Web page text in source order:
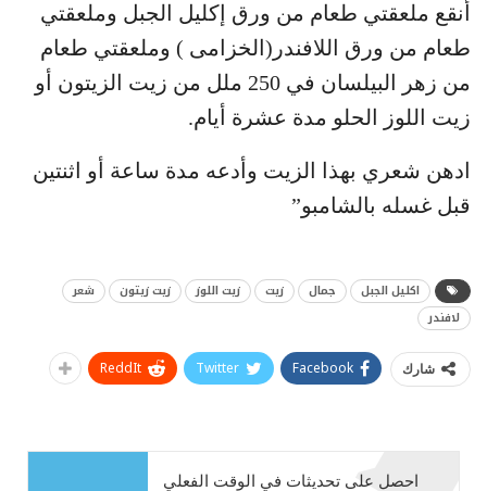
أنقع ملعقتي طعام من ورق إكليل الجبل وملعقتي
طعام من ورق اللافندر(الخزامى ) وملعقتي طعام
من زهر البيلسان في 250 ملل من زيت الزيتون أو
زيت اللوز الحلو مدة عشرة أيام.
ادهن شعري بهذا الزيت وأدعه مدة ساعة أو اثنتين
قبل غسله بالشامبو”
اكليل الجبل جمال زيت زيت اللوز زيت زيتون
شعر
لافندر
شارك Facebook
Twitter
ReddIt
احصل على تحديثات في الوقت الفعلي